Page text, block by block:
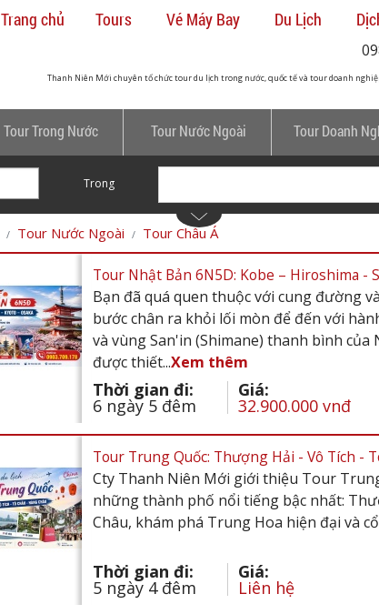
Thanh Niên Mới chuyên tổ chức tour du lịch trong nước, quốc tế và tour doanh
Trang chủ Tours Vé Máy Bay Du Lịch
Tour Trong Nước Tour Nước Ngoài Tour Doanh
Trong
Tour Nước Ngoài Tour Châu Á
Tour Nhật Bản 6N5D: Kobe – Hiroshima -
Bạn đã quá quen thuộc với cung đường
bước chân ra khỏi lối mòn để đến với
và vùng San'in (Shimane) thanh bình của
được thiết...Xem thêm
Thời gian đi:
6 ngày 5 đêm
Giá:
32.900.000 vnđ
Tour Trung Quốc: Thượng Hải - Vô Tích -
Cty Thanh Niên Mới giới thiệu Tour
những thành phố nổi tiếng bậc nhất:
Châu, khám phá Trung Hoa hiện đại và
Thời gian đi:
5 ngày 4 đêm
Giá:
Liên hệ